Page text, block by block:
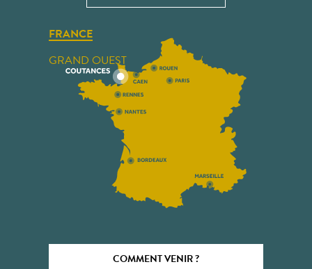
FRANCE
GRAND OUEST
COMMENT VENIR ?